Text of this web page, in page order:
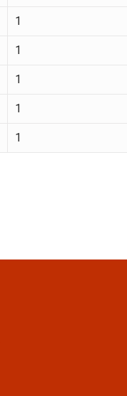
1
1
1
1
1